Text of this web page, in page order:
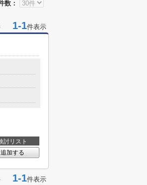
数：
1-1件表示
討リスト
追加する
1-1件表示